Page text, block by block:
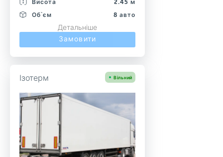
Об`єм
8 авто
Детальніше
Замовити
Ізотерм Вільний